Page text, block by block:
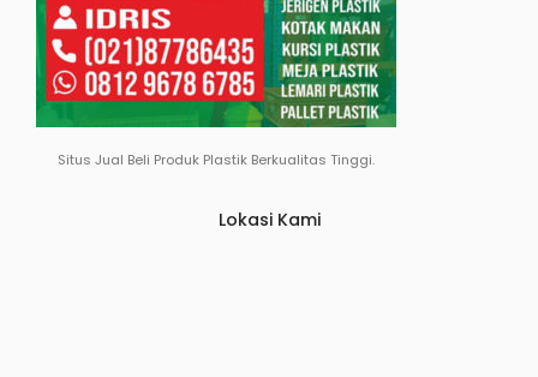
Situs Jual Beli Produk Plastik Berkualitas Tinggi.
Lokasi Kami